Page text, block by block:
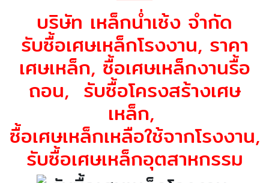
บริษัท เหล็กน่ำเซ้ง จำกัด
รับซื้อเศษเหล็กโรงงาน, ราคา
เศษเหล็ก, ซื้อเศษเหล็กงานรื้อ
ถอน, รับซื้อโครงสร้างเศษ
เหล็ก,
ซื้อเศษเหล็กเหลือใช้จากโรงงาน,
รับซื้อเศษเหล็กอุตสาหกรรม